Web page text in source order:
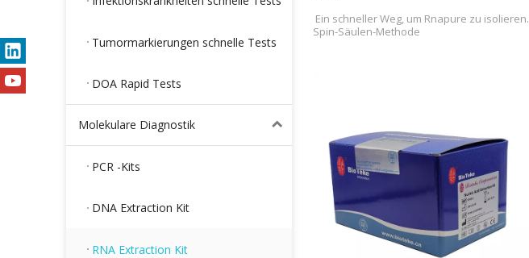
Tumormarkierungen schnelle Tests
DOA Rapid Tests
Molekulare Diagnostik
PCR -Kits
DNA Extraction Kit
RNA Extraction Kit
Ein schneller Weg, um Rnapure zu isolieren.
Spin-Säulen-Methode